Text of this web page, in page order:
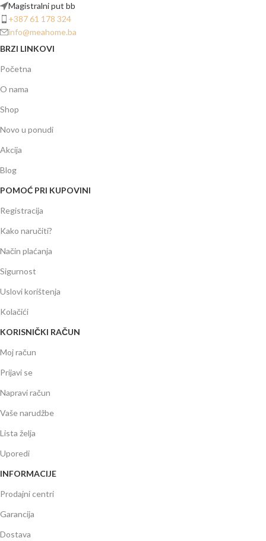
Magistralni put bb
+387 61 178 324
info@meahome.ba
BRZI LINKOVI
Početna
O nama
Shop
Novo u ponudi
Akcija
Blog
POMOĆ PRI KUPOVINI
Registracija
Kako naručiti?
Način plaćanja
Sigurnost
Uslovi korištenja
Kolačići
KORISNIČKI RAČUN
Moj račun
Prijavi se
Napravi račun
Vaše narudžbe
Lista želja
Uporedi
INFORMACIJE
Prodajni centri
Garancija
Dostava